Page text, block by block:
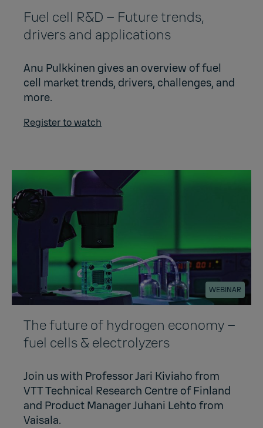
Fuel cell R&D – Future trends,
drivers and applications
Anu Pulkkinen gives an overview of fuel
cell market trends, drivers, challenges, and
more.
Register to watch
WEBINAR
The future of hydrogen economy –
fuel cells & electrolyzers
Join us with Professor Jari Kiviaho from
VTT Technical Research Centre of Finland
and Product Manager Juhani Lehto from
Vaisala.